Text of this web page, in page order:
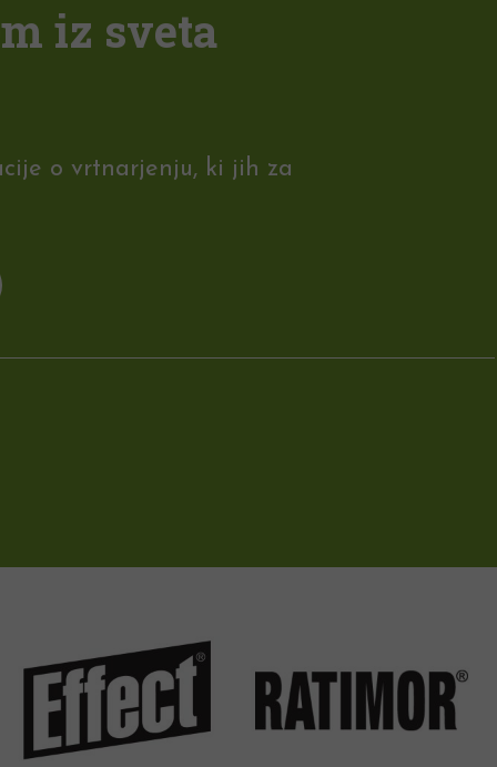
iz sveta
o vrtnarjenju, ki jih za